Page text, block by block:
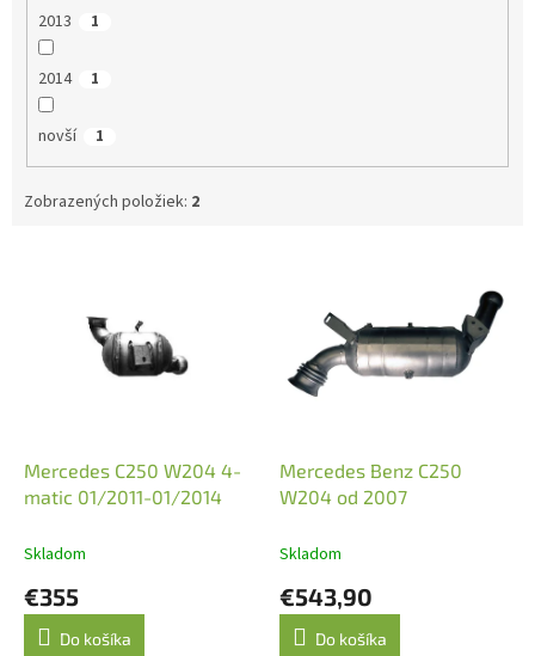
2013 1
2014 1
novší 1
Zobrazených položiek: 2
Mercedes C250 W204 4-
matic 01/2011-01/2014
Skladom
€355
Do košíka
Mercedes Benz C250
W204 od 2007
Skladom
€543,90
Do košíka